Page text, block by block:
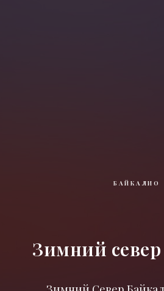
БАЙКАЛИО
Зимний